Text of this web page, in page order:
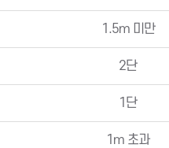
1.5m 미만
2단
1단
1m 초과